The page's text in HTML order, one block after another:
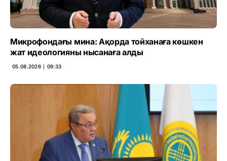
Микрофондағы мина: Ақорда тойханаға көшкен
жат идеологияны нысанаға алды
05.08.2026 ∣ 09:33